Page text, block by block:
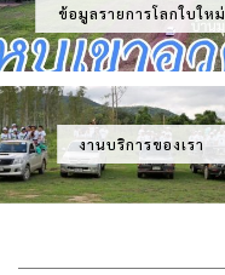
ข้อมูลรายการโลกใบใหม่
งานบริการของเรา